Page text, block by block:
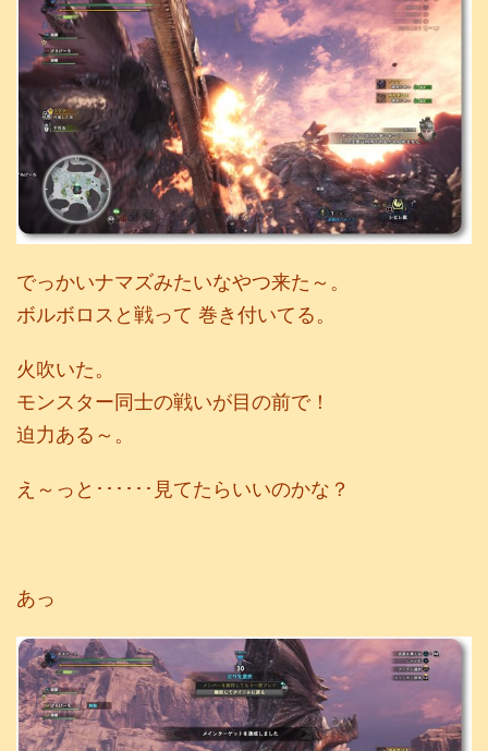
でっかいナマズみたいなやつ来た～。
ボルボロスと戦って 巻き付いてる。
火吹いた。
モンスター同士の戦いが目の前で！
迫力ある～。
え～っと･･････見てたらいいのかな？
あっ